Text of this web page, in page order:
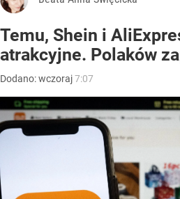
Temu, Shein i
atrakcyjne. Polaków
Dodano:wczoraj7:07